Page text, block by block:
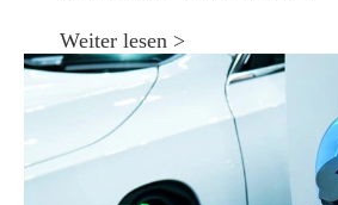
Weiter lesen >